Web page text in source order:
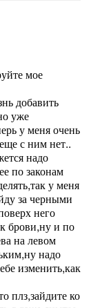
мое
добавить
уже
у меня очень
с ним нет..
надо
по законам
у меня
за черными
него
брови,ну и по
на левом
надо
изменить,как
плз,зайдите ко